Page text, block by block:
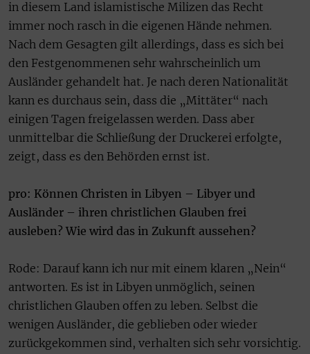
in diesem Land islamistische Milizen das Recht
immer noch rasch in die eigenen Hände nehmen.
Nach dem Gesagten gilt allerdings, dass es sich bei
den Festgenommenen sehr wahrscheinlich um
Ausländer gehandelt hat. Je nach deren Nationalität
kann es durchaus sein, dass die „Mittäter“ nach
einigen Tagen freigelassen werden. Dass aber
unmittelbar die Schließung der Druckerei erfolgte,
zeigt, dass es den Behörden ernst ist.
pro: Können Christen in Libyen – Libyer und
Ausländer – ihren christlichen Glauben frei
ausleben? Wie wird das in Zukunft aussehen?
Rode: Darauf kann ich nur mit einem klaren „Nein“
antworten. Es ist in Libyen unmöglich, seinen
christlichen Glauben offen zu leben. Selbst die
wenigen Ausländer, die geblieben oder wieder
zurückgekommen sind, verhalten sich sehr vorsichtig.